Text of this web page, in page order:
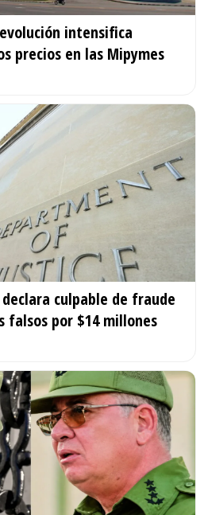
intensifica
precios en las Mipymes
culpable de fraude
falsos por $14 millones